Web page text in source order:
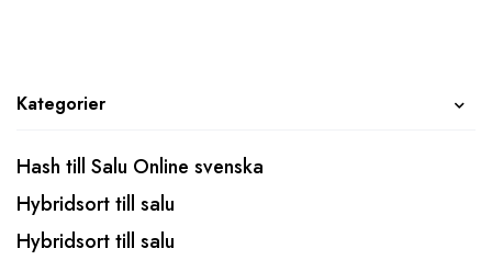
Kategorier
Hash till Salu Online svenska
Hybridsort till salu
Hybridsort till salu